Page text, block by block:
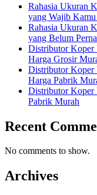
Rahasia Ukuran
yang Wajib
Rahasia Ukuran
yang Belum
Distributor Koper
Harga Grosir
Distributor Koper
Harga Pabrik
Distributor Koper
Pabrik Murah
Recent
No comments to show.
Archives